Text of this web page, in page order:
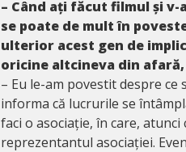
– Când ați făcut filmul și
se poate de mult în
ulterior acest gen de
oricine altcineva din
– Eu le-am povestit despre ce
informa că lucrurile se
faci o asociație, în care,
reprezentantul asociației.